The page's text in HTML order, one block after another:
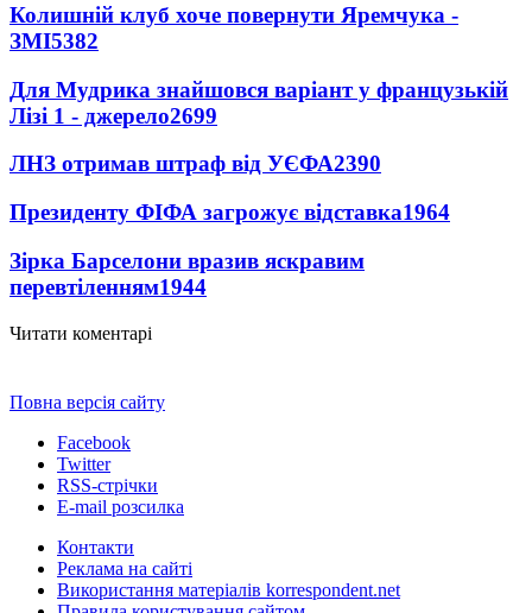
Колишній клуб хоче повернути Яремчука -
ЗМІ5382
Для Мудрика знайшовся варіант у французькій
Лізі 1 - джерело2699
ЛНЗ отримав штраф від УЄФА2390
Президенту ФІФА загрожує відставка1964
Зірка Барселони вразив яскравим
перевтіленням1944
Читати коментарі
Повна версія сайту
Facebook
Twitter
RSS-стрічки
E-mail розсилка
Контакти
Реклама на сайті
Використання матеріалів korrespondent.net